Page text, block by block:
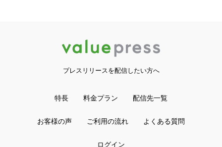
プレスリリースを配信したい方へ
特長 料金プラン 配信先一覧
お客様の声 ご利用の流れ よくある質問
ログイン